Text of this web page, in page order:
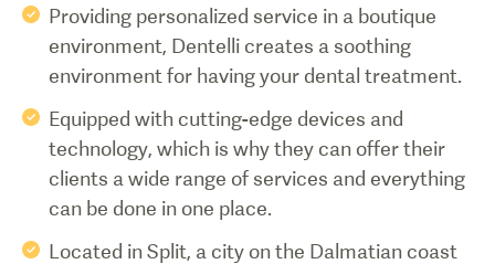
Providing personalized service in a boutique
environment, Dentelli creates a soothing
environment for having your dental treatment.
Equipped with cutting-edge devices and
technology, which is why they can offer their
clients a wide range of services and everything
can be done in one place.
Located in Split, a city on the Dalmatian coast